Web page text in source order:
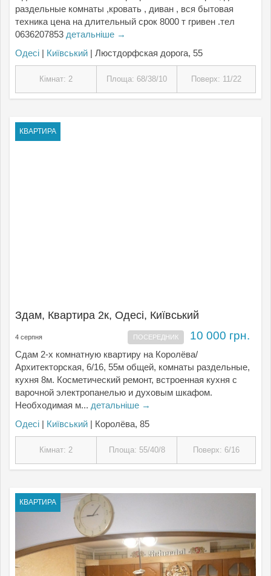
раздельные комнаты ,кровать , диван , вся бытовая
техника цена на длительный срок 8000 т гривен .тел
0636207853 детальніше →
Одесі | Київський | Люстдорфская дорога, 55
Кімнат: 2 Площа: 68/38/10 Поверх: 11/22
КВАРТИРА
Здам, Квартира 2к, Одесі, Київський
4 серпня ПОСЕРЕДНИК 10 000 грн.
Сдам 2-х комнатную квартиру на Королёва/
Архитекторская, 6/16, 55м общей, комнаты раздельные,
кухня 8м. Косметический ремонт, встроенная кухня с
варочной электропанелью и духовым шкафом.
Необходимая м... детальніше →
Одесі | Київський | Королёва, 85
Кімнат: 2 Площа: 55/40/8 Поверх: 6/16
КВАРТИРА